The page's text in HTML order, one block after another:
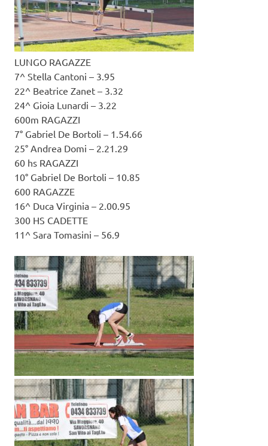
LUNGO RAGAZZE
7^ Stella Cantoni – 3.95
22^ Beatrice Zanet – 3.32
24^ Gioia Lunardi – 3.22
600m RAGAZZI
7° Gabriel De Bortoli – 1.54.66
25° Andrea Domi – 2.21.29
60 hs RAGAZZI
10° Gabriel De Bortoli – 10.85
600 RAGAZZE
16^ Duca Virginia – 2.00.95
300 HS CADETTE
11^ Sara Tomasini – 56.9